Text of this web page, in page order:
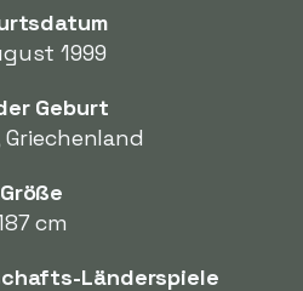
1999
Geburt
Größe
cm
Länderspiele